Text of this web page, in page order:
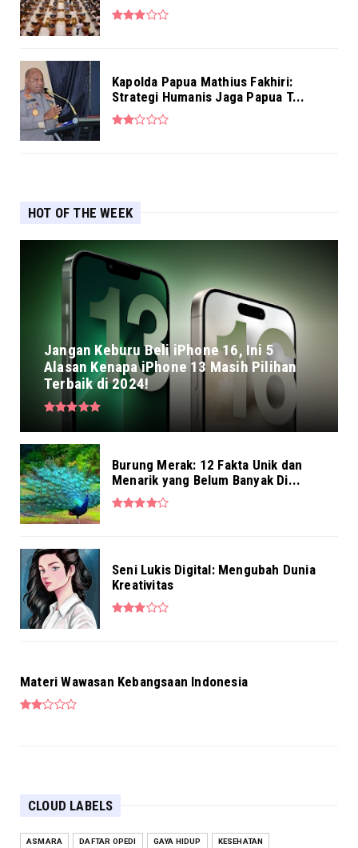
Kapolda Papua Mathius Fakhiri:
Strategi Humanis Jaga Papua T...
HOT OF THE WEEK
Jangan Keburu Beli iPhone 16, Ini 5
Alasan Kenapa iPhone 13 Masih Pilihan
Terbaik di 2024!
Burung Merak: 12 Fakta Unik dan
Menarik yang Belum Banyak Di...
Seni Lukis Digital: Mengubah Dunia
Kreativitas
Materi Wawasan Kebangsaan Indonesia
CLOUD LABELS
ASMARA DAFTAR OPEDI GAYA HIDUP KESEHATAN